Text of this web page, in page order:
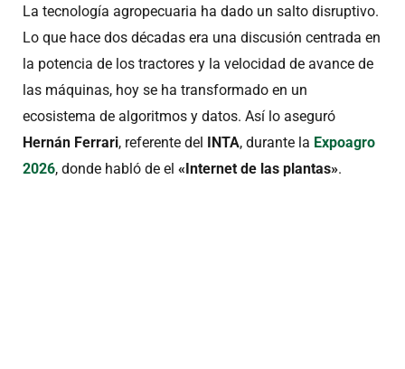
La tecnología agropecuaria ha dado un salto disruptivo.
Lo que hace dos décadas era una discusión centrada en
la potencia de los tractores y la velocidad de avance de
las máquinas, hoy se ha transformado en un
ecosistema de algoritmos y datos. Así lo aseguró
Hernán Ferrari, referente del INTA, durante la Expoagro
2026, donde habló de el «Internet de las plantas».